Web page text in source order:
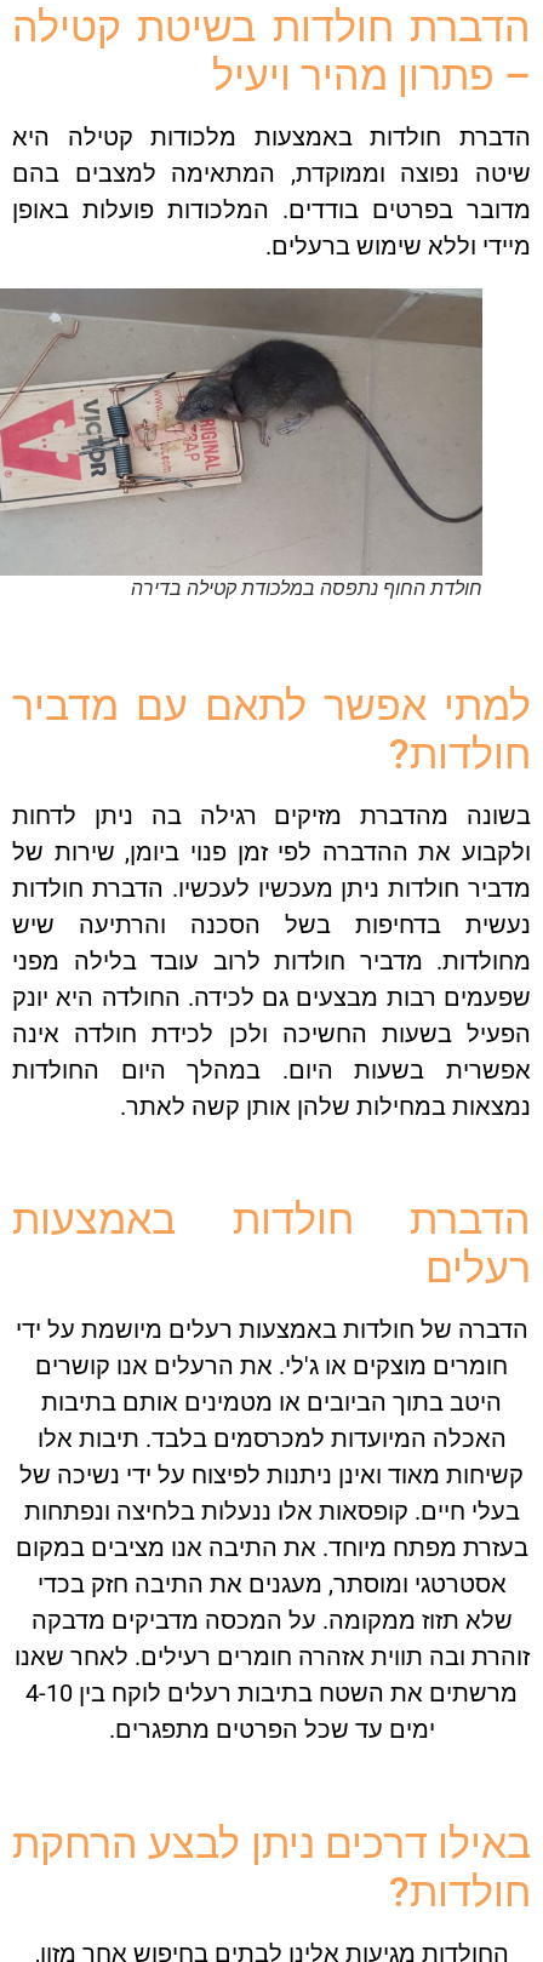
חולדות בשיטת קטילה
מהיר ויעיל
חולדות באמצעות מלכודות קטילה היא
נפוצה וממוקדת, המתאימה למצבים בהם
בפרטים בודדים. המלכודות פועלות באופן
וללא שימוש ברעלים.
חולדת החוף נתפסה במלכודת קטילה בדירה
אפשר לתאם עם מדביר
מהדברת מזיקים רגילה בה ניתן לדחות
את ההדברה לפי זמן פנוי ביומן, שירות של
חולדות ניתן מעכשיו לעכשיו. הדברת חולדות
בדחיפות בשל הסכנה והרתיעה שיש
מדביר חולדות לרוב עובד בלילה מפני
רבות מבצעים גם לכידה. החולדה היא יונק
בשעות החשיכה ולכן לכידת חולדה אינה
בשעות היום. במהלך היום החולדות
במחילות שלהן אותן קשה לאתר.
חולדות באמצעות
של חולדות באמצעות רעלים מיושמת על ידי
חומרים מוצקים או ג'לי. את הרעלים אנו קושרים
היטב בתוך הביובים או מטמינים אותם בתיבות
האכלה המיועדות למכרסמים בלבד. תיבות אלו
מאוד ואינן ניתנות לפיצוח על ידי נשיכה של
חיים. קופסאות אלו ננעלות בלחיצה ונפתחות
מפתח מיוחד. את התיבה אנו מציבים במקום
אסטרטגי ומוסתר, מעגנים את התיבה חזק בכדי
תזוז ממקומה. על המכסה מדביקים מדבקה
ובה תווית אזהרה חומרים רעילים. לאחר שאנו
מרשתים את השטח בתיבות רעלים לוקח בין 4-10
ימים עד שכל הפרטים מתפגרים.
דרכים ניתן לבצע הרחקת
מגיעות אלינו לבתים בחיפוש אחר מזון,